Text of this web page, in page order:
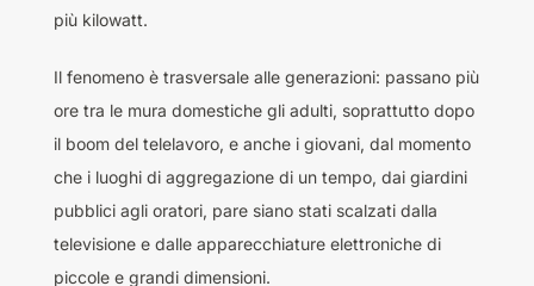
più kilowatt.
Il fenomeno è trasversale alle generazioni: passano più
ore tra le mura domestiche gli adulti, soprattutto dopo
il boom del telelavoro, e anche i giovani, dal momento
che i luoghi di aggregazione di un tempo, dai giardini
pubblici agli oratori, pare siano stati scalzati dalla
televisione e dalle apparecchiature elettroniche di
piccole e grandi dimensioni.